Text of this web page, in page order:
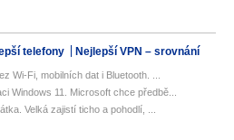
telefony Nejlepší VPN – srovnání
Wi-Fi, mobilních dat i Bluetooth. ...
Windows 11. Microsoft chce předbě...
Velká zajistí ticho a pohodlí, ...